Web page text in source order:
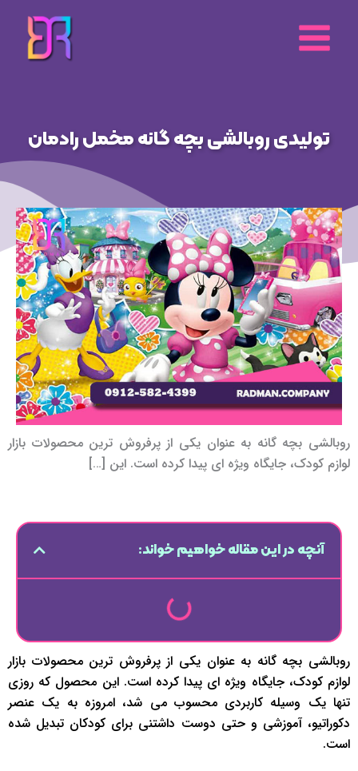
محتوا
تولیدی روبالشی بچه گانه مخمل رادمان
روبالشی بچه گانه به عنوان یکی از پرفروش ترین محصولات بازار
لوازم کودک، جایگاه ویژه ای پیدا کرده است. این […]
آنچه در این مقاله خواهیم خواند:
روبالشی بچه گانه به عنوان یکی از پرفروش ترین محصولات بازار
لوازم کودک، جایگاه ویژه ای پیدا کرده است. این محصول که روزی
تنها یک وسیله کاربردی محسوب می شد، امروزه به یک عنصر
دکوراتیو، آموزشی و حتی دوست داشتنی برای کودکان تبدیل شده
است.